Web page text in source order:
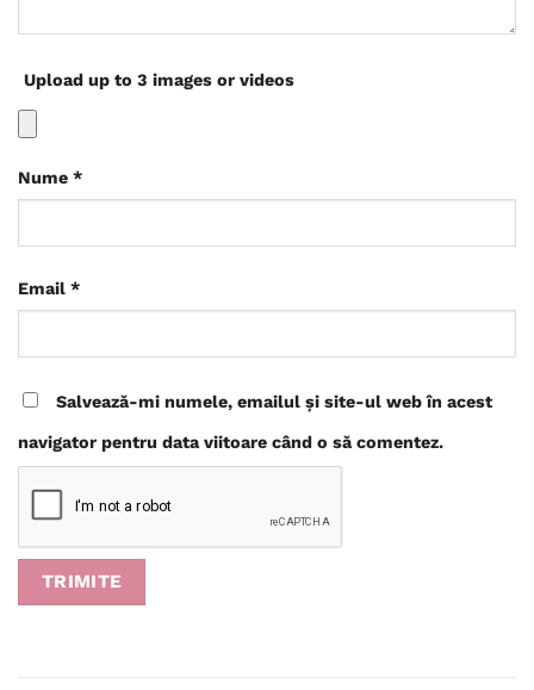
Upload up to 3 images or videos
Nume *
Email *
Salvează-mi numele, emailul și site-ul web în acest
navigator pentru data viitoare când o să comentez.